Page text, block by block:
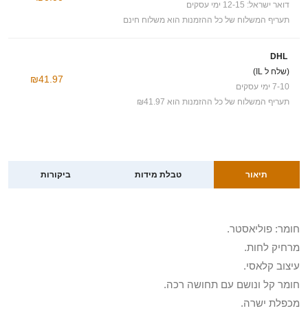
דואר ישראל: 12-15 ימי עסקים
תעריף המשלוח של כל ההזמנות הוא משלוח חינם
DHL
(שלח ל IL)
7-10 ימי עסקים
תעריף המשלוח של כל ההזמנות הוא ₪41.97
₪41.97
תיאור טבלת מידות ביקורות
חומר: פוליאסטר.
מרחיק לחות.
עיצוב קלאסי.
חומר קל ונושם עם תחושה רכה.
מכפלת ישרה.